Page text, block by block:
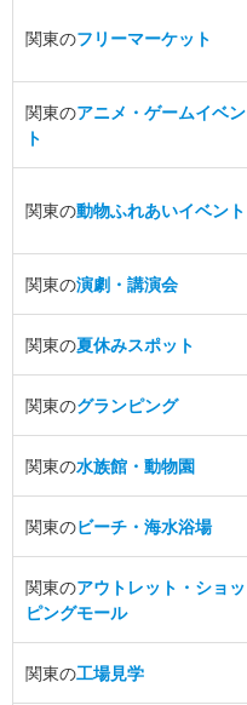
関東のフリーマーケット
関東のアニメ・ゲームイベン
ト
関東の動物ふれあいイベント
関東の演劇・講演会
関東の夏休みスポット
関東のグランピング
関東の水族館・動物園
関東のビーチ・海水浴場
関東のアウトレット・ショッ
ピングモール
関東の工場見学